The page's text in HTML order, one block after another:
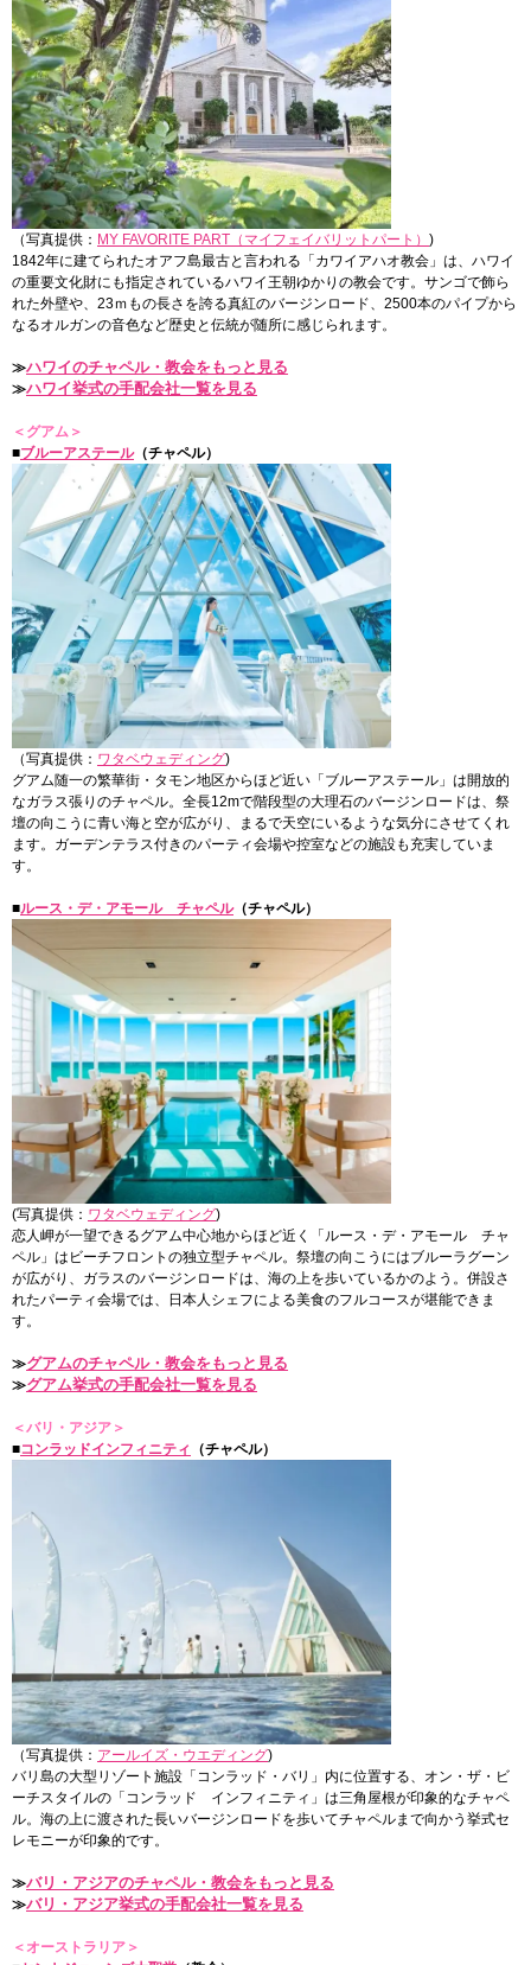
（写真提供： MY FAVORITE PART（マイフェイバリットパート） )
1842年に建てられたオアフ島最古と言われる「カワイアハオ教会」は、ハワイ
の重要文化財にも指定されているハワイ王朝ゆかりの教会です。サンゴで飾ら
れた外壁や、23ｍもの長さを誇る真紅のバージンロード、2500本のパイプから
なるオルガンの音色など歴史と伝統が随所に感じられます。
≫ハワイのチャペル・教会をもっと見る
≫ハワイ挙式の手配会社一覧を見る
＜グアム＞
■ブルーアステール（チャペル）
（写真提供： ワタベウェディング)
グアム随一の繁華街・タモン地区からほど近い「ブルーアステール」は開放的
なガラス張りのチャペル。全長12mで階段型の大理石のバージンロードは、祭
壇の向こうに青い海と空が広がり、まるで天空にいるような気分にさせてくれ
ます。ガーデンテラス付きのパーティ会場や控室などの施設も充実していま
す。
■ルース・デ・アモール チャペル（チャペル）
(写真提供： ワタベウェディング)
恋人岬が一望できるグアム中心地からほど近く「ルース・デ・アモール チャ
ペル」はビーチフロントの独立型チャペル。祭壇の向こうにはブルーラグーン
が広がり、ガラスのバージンロードは、海の上を歩いているかのよう。併設さ
れたパーティ会場では、日本人シェフによる美食のフルコースが堪能できま
す。
≫グアムのチャペル・教会をもっと見る
≫グアム挙式の手配会社一覧を見る
＜バリ・アジア＞
■コンラッドインフィニティ （チャペル）
（写真提供： アールイズ・ウエディング)
バリ島の大型リゾート施設「コンラッド・バリ」内に位置する、オン・ザ・ビ
ーチスタイルの「コンラッド インフィニティ」は三角屋根が印象的なチャペ
ル。海の上に渡された長いバージンロードを歩いてチャペルまで向かう挙式セ
レモニーが印象的です。
≫バリ・アジアのチャペル・教会をもっと見る
≫バリ・アジア挙式の手配会社一覧を見る
＜オーストラリア＞